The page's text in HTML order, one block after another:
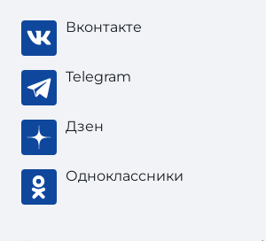
Вконтакте
Telegram
Дзен
Одноклассники